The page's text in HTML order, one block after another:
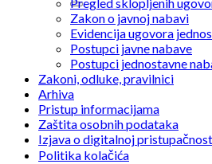
Zakon o javnoj nabavi
Evidencija ugovora
Postupci javne nabave
Postupci jednostavne
Zakoni, odluke, pravilnici
Arhiva
Pristup informacijama
Zaštita osobnih podataka
Izjava o digitalnoj
Politika kolačića